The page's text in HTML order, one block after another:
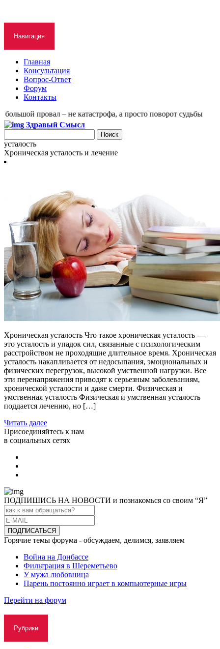
Навигация
Главная
Консультация
Вопрос-Ответ
Форум
Контакты
провал – не катастрофа, а просто поворот судьбы
Здравый Смысл
усталость
Хроническая усталость и лечение
Хроническая усталость Что такое хроническая усталость —
это усталость и упадок сил, связанные с психологическим
расстройством не проходящие длительное время. Хроническая
усталость накапливается от недосыпания, эмоциональных и
физических перегрузок, высокой умственной нагрузки. Все
эти перенапряжения приводят к серьезным заболеваниям,
хронической усталости и даже смерти. Физическая и
умственная усталость Физическая и умственная усталость
поддается лечению, но […]
Читать далее
Присоединяйтесь к нам
в социальных сетях
ПОДПИШИСЬ НА НОВОСТИ и познакомься со своим “Я”
Горячие темы форума - обсуждаем, делимся, заявляем
Война на Донбассе
Фильтрация в Шереметьево
У мужа любовница
Парень постоянно играет в компьютерные игры
Перейти на форум
Рубрики